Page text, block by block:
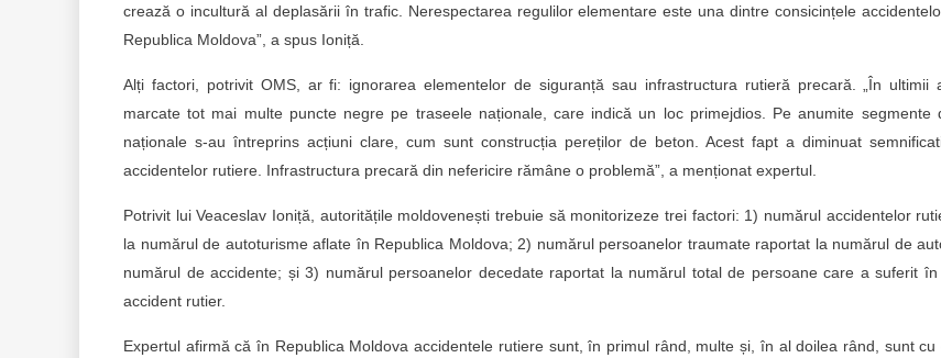
crează o incultură al deplasării în trafic. Nerespectarea regulilor elementare este una dintre consicințele
Republica Moldova”, a spus Ioniță.
Alți factori, potrivit OMS, ar fi: ignorarea elementelor de siguranță sau infrastructura rutieră precară. „În ultimii
marcate tot mai multe puncte negre pe traseele naționale, care indică un loc primejdios. Pe anumite segmente
naționale s-au întreprins acțiuni clare, cum sunt construcția pereților de beton. Acest fapt a diminuat
accidentelor rutiere. Infrastructura precară din nefericire rămâne o problemă”, a menționat expertul.
Potrivit lui Veaceslav Ioniță, autoritățile moldovenești trebuie să monitorizeze trei factori: 1) numărul accidentelor
la numărul de autoturisme aflate în Republica Moldova; 2) numărul persoanelor traumate raportat la numărul de
numărul de accidente; și 3) numărul persoanelor decedate raportat la numărul total de persoane care a suferit
accident rutier.
Expertul afirmă că în Republica Moldova accidentele rutiere sunt, în primul rând, multe și, în al doilea rând, sunt cu